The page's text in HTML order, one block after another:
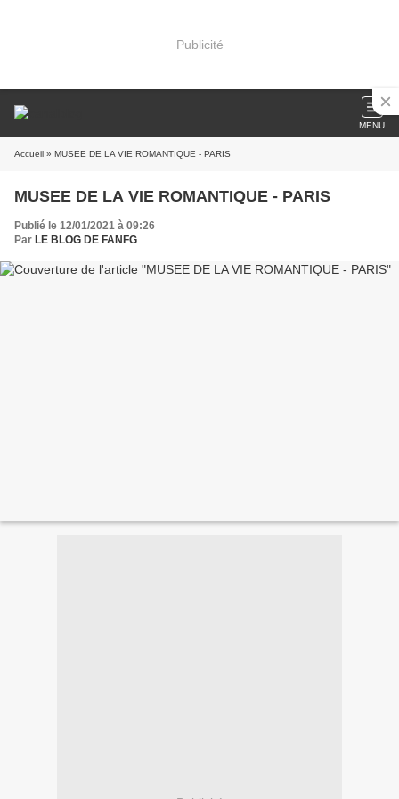
Publicité
MENU
Accueil » MUSEE DE LA VIE ROMANTIQUE - PARIS
MUSEE DE LA VIE ROMANTIQUE - PARIS
Publié le 12/01/2021 à 09:26
Par LE BLOG DE FANFG